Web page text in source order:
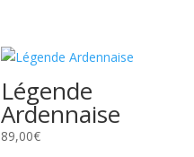
Légende
Ardennaise
89,00€